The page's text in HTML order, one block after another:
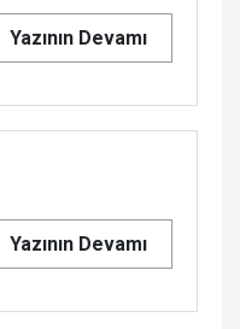
Yazının Devamı
Yazının Devamı